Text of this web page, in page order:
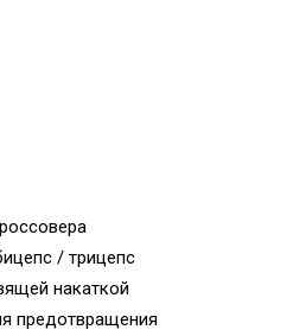
/ трицепс
накаткой
предотвращения